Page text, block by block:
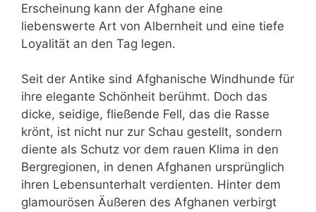
Erscheinung kann der Afghane eine
liebenswerte Art von Albernheit und eine tiefe
Loyalität an den Tag legen.
Seit der Antike sind Afghanische Windhunde für
ihre elegante Schönheit berühmt. Doch das
dicke, seidige, fließende Fell, das die Rasse
krönt, ist nicht nur zur Schau gestellt, sondern
diente als Schutz vor dem rauen Klima in den
Bergregionen, in denen Afghanen ursprünglich
ihren Lebensunterhalt verdienten. Hinter dem
glamourösen Äußeren des Afghanen verbirgt